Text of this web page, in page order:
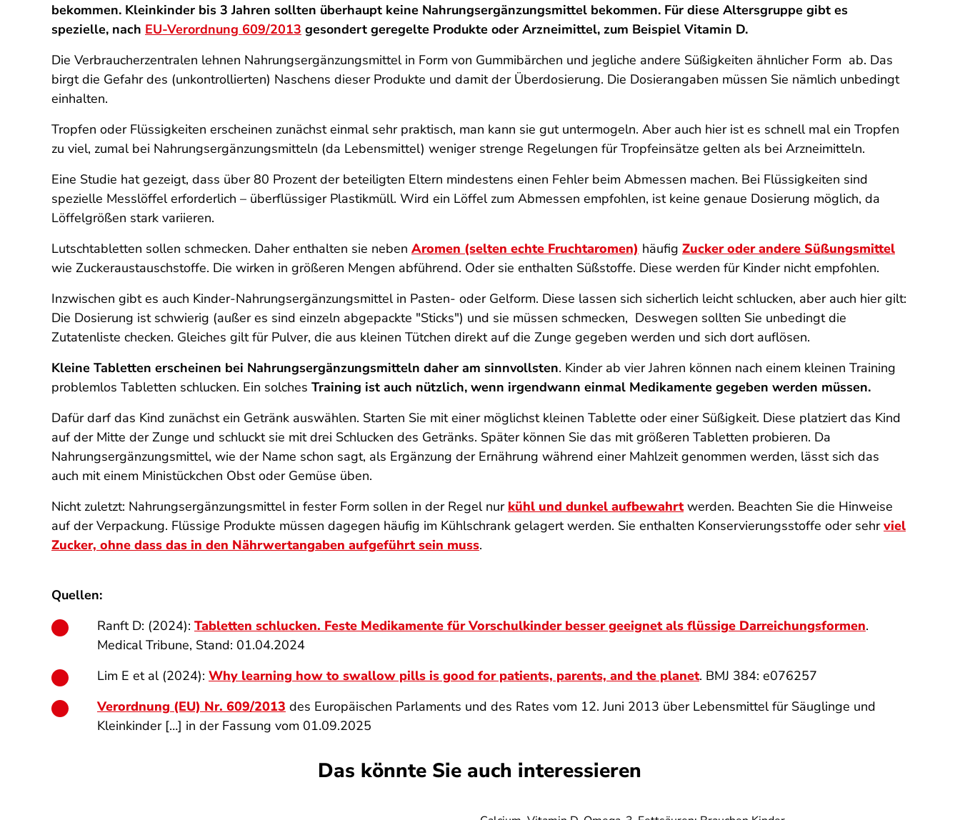
bekommen. Kleinkinder bis 3 Jahren sollten überhaupt keine Nahrungsergänzungsmittel bekommen. Für diese Altersgruppe gibt es
spezielle, nach EU-Verordnung 609/2013 gesondert geregelte Produkte oder Arzneimittel, zum Beispiel Vitamin D.
Die Verbraucherzentralen lehnen Nahrungsergänzungsmittel in Form von Gummibärchen und jegliche andere Süßigkeiten ähnlicher Form ab. Das
birgt die Gefahr des (unkontrollierten) Naschens dieser Produkte und damit der Überdosierung. Die Dosierangaben müssen Sie nämlich unbedingt
einhalten.
Tropfen oder Flüssigkeiten erscheinen zunächst einmal sehr praktisch, man kann sie gut untermogeln. Aber auch hier ist es schnell mal ein Tropfen
zu viel, zumal bei Nahrungsergänzungsmitteln (da Lebensmittel) weniger strenge Regelungen für Tropfeinsätze gelten als bei Arzneimitteln.
Eine Studie hat gezeigt, dass über 80 Prozent der beteiligten Eltern mindestens einen Fehler beim Abmessen machen. Bei Flüssigkeiten sind
spezielle Messlöffel erforderlich – überflüssiger Plastikmüll. Wird ein Löffel zum Abmessen empfohlen, ist keine genaue Dosierung möglich, da
Löffelgrößen stark variieren.
Lutschtabletten sollen schmecken. Daher enthalten sie neben Aromen (selten echte Fruchtaromen) häufig Zucker oder andere Süßungsmittel
wie Zuckeraustauschstoffe. Die wirken in größeren Mengen abführend. Oder sie enthalten Süßstoffe. Diese werden für Kinder nicht empfohlen.
Inzwischen gibt es auch Kinder-Nahrungsergänzungsmittel in Pasten- oder Gelform. Diese lassen sich sicherlich leicht schlucken, aber auch hier gilt:
Die Dosierung ist schwierig (außer es sind einzeln abgepackte "Sticks") und sie müssen schmecken, Deswegen sollten Sie unbedingt die
Zutatenliste checken. Gleiches gilt für Pulver, die aus kleinen Tütchen direkt auf die Zunge gegeben werden und sich dort auflösen.
Kleine Tabletten erscheinen bei Nahrungsergänzungsmitteln daher am sinnvollsten. Kinder ab vier Jahren können nach einem kleinen Training
problemlos Tabletten schlucken. Ein solches Training ist auch nützlich, wenn irgendwann einmal Medikamente gegeben werden müssen.
Dafür darf das Kind zunächst ein Getränk auswählen. Starten Sie mit einer möglichst kleinen Tablette oder einer Süßigkeit. Diese platziert das Kind
auf der Mitte der Zunge und schluckt sie mit drei Schlucken des Getränks. Später können Sie das mit größeren Tabletten probieren. Da
Nahrungsergänzungsmittel, wie der Name schon sagt, als Ergänzung der Ernährung während einer Mahlzeit genommen werden, lässt sich das
auch mit einem Ministückchen Obst oder Gemüse üben.
Nicht zuletzt: Nahrungsergänzungsmittel in fester Form sollen in der Regel nur kühl und dunkel aufbewahrtwerden. Beachten Sie die Hinweise
auf der Verpackung. Flüssige Produkte müssen dagegen häufig im Kühlschrank gelagert werden. Sie enthalten Konservierungsstoffe oder sehrviel
Zucker, ohne dass das in den Nährwertangaben aufgeführt sein muss.
Quellen:
Ranft D: (2024): Tabletten schlucken. Feste Medikamente für Vorschulkinder besser geeignet als flüssige Darreichungsformen.
Medical Tribune, Stand: 01.04.2024
Lim E et al (2024): Why learning how to swallow pills is good for patients, parents, and the planet. BMJ 384: e076257
Verordnung (EU) Nr. 609/2013 des Europäischen Parlaments und des Rates vom 12. Juni 2013 über Lebensmittel für Säuglinge und
Kleinkinder […] in der Fassung vom 01.09.2025
Das könnte Sie auch interessieren